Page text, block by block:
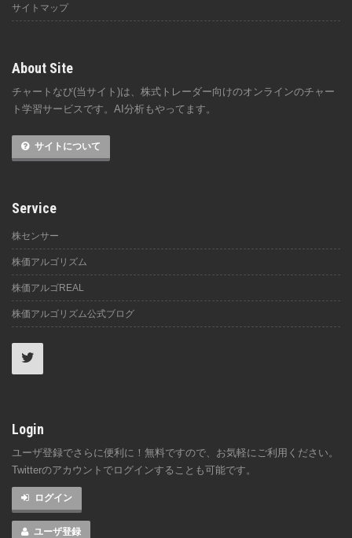
サイトマップ
About Site
チャートなび(当サイト)は、株式トレーダー向けのオンラインのチャー
ト学習サービスです。AI分析もやってます。
サイトについて
Service
株センサー
株価アルゴリズム
株価アルゴREAL
株価アルゴリズム公式ブログ
Login
ユーザ登録でさらに便利に！無料ですので、お気軽にご利用ください。
Twitterのアカウントでログインすることも可能です。
ログイン
ユーザ登録